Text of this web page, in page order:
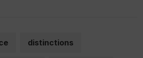
distinctions